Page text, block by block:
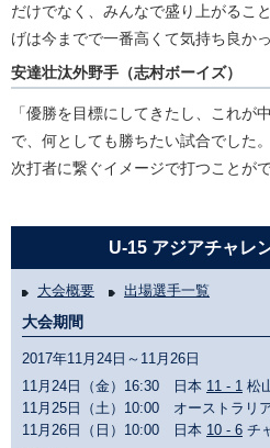
だけでなく、みんなで盛り上がるこ
げは今までで一番高くて気持ち良かっ
安達壮汰外野手（志村ボーイズ）
「優勝を目標にしてきたし、これが
で、何としても勝ちたい試合でした
次打者に繋ぐイメージで打つことがで
U-15 アジアチャレ
大会概要 出場選手一覧
大会期間
2017年11月24日～11月26日
11月24日（金）16:30 日本 11 - 1 松
11月25日（土）10:00 オーストラリ
11月26日（日）10:00 日本 10 - 6 チ